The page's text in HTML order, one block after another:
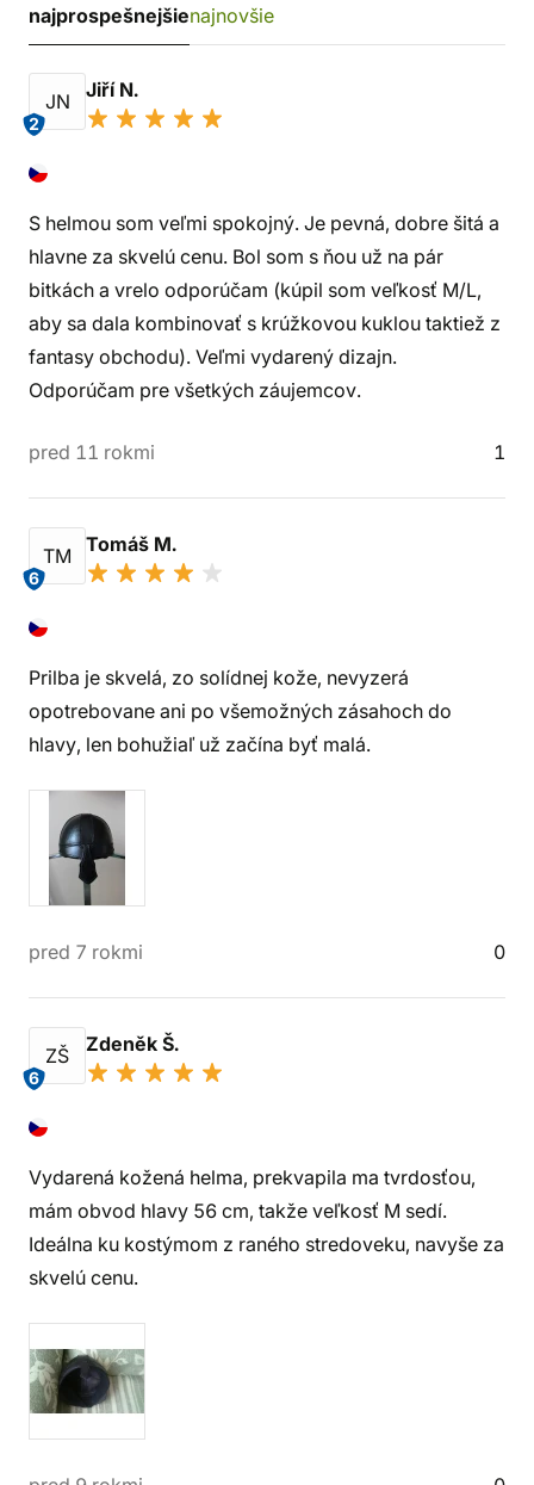
najprospešnejšienajnovšie
JN
2
Jiří N.
S helmou som veľmi spokojný. Je pevná, dobre šitá a
hlavne za skvelú cenu. Bol som s ňou už na pár
bitkách a vrelo odporúčam (kúpil som veľkosť M/L,
aby sa dala kombinovať s krúžkovou kuklou taktiež z
fantasy obchodu). Veľmi vydarený dizajn.
Odporúčam pre všetkých záujemcov.
pred 11 rokmi 1
TM
6
Tomáš M.
Prilba je skvelá, zo solídnej kože, nevyzerá
opotrebovane ani po všemožných zásahoch do
hlavy, len bohužiaľ už začína byť malá.
pred 7 rokmi 0
ZŠ
6
Zdeněk Š.
Vydarená kožená helma, prekvapila ma tvrdosťou,
mám obvod hlavy 56 cm, takže veľkosť M sedí.
Ideálna ku kostýmom z raného stredoveku, navyše za
skvelú cenu.